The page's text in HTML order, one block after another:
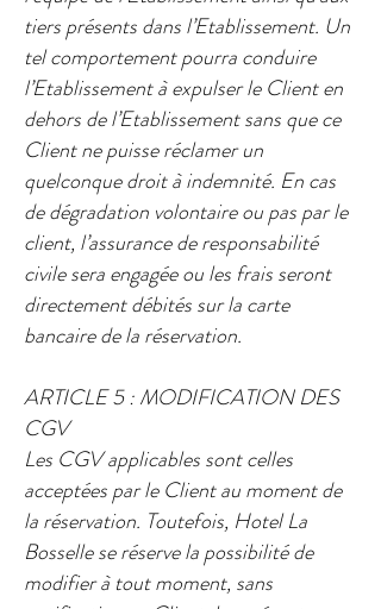
tiers présents dans l’Etablissement. Un
tel comportement pourra conduire
l’Etablissement à expulser le Client en
dehors de l’Etablissement sans que ce
Client ne puisse réclamer un
quelconque droit à indemnité. En cas
de dégradation volontaire ou pas par le
client, l’assurance de responsabilité
civile sera engagée ou les frais seront
directement débités sur la carte
bancaire de la réservation.​
ARTICLE 5 : MODIFICATION DES
CGV​
Les CGV applicables sont celles
acceptées par le Client au moment de
la réservation. Toutefois, Hotel La
Bosselle se réserve la possibilité de
modifier à tout moment, sans